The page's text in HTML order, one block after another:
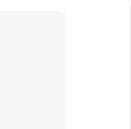
অনুদানের মাধ্যমে বহু
दौरान मुख्य आरोपी